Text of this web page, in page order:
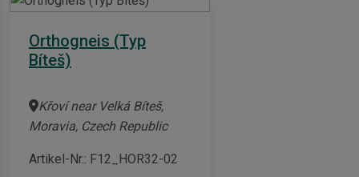
Orthogneis (Typ
Bíteš)
Křoví near Velká Bíteš,
Moravia, Czech Republic
Artikel-Nr.: F12_HOR32-02